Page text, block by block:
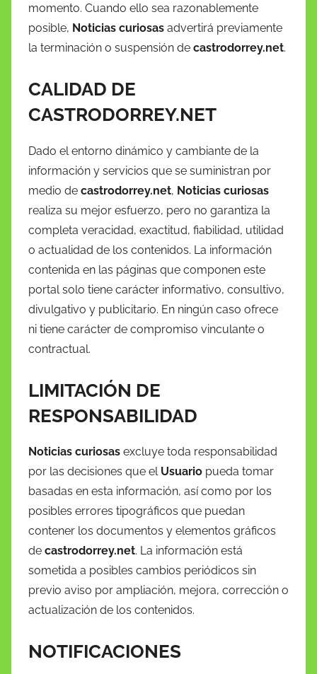
momento. Cuando ello sea razonablemente
posible, Noticias curiosas advertirá previamente
la terminación o suspensión de castrodorrey.net.
CALIDAD DE
CASTRODORREY.NET
Dado el entorno dinámico y cambiante de la
información y servicios que se suministran por
medio de castrodorrey.net, Noticias curiosas
realiza su mejor esfuerzo, pero no garantiza la
completa veracidad, exactitud, fiabilidad, utilidad
o actualidad de los contenidos. La información
contenida en las páginas que componen este
portal solo tiene carácter informativo, consultivo,
divulgativo y publicitario. En ningún caso ofrece
ni tiene carácter de compromiso vinculante o
contractual.
LIMITACIÓN DE
RESPONSABILIDAD
Noticias curiosas excluye toda responsabilidad
por las decisiones que el Usuario pueda tomar
basadas en esta información, así como por los
posibles errores tipográficos que puedan
contener los documentos y elementos gráficos
de castrodorrey.net. La información está
sometida a posibles cambios periódicos sin
previo aviso por ampliación, mejora, corrección o
actualización de los contenidos.
NOTIFICACIONES